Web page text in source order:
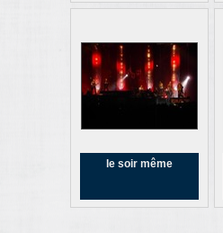
le soir même